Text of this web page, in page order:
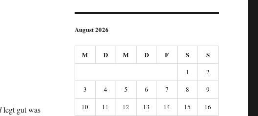
legt gut was
August 2026
M D M D F S S
1
2
3
4 5 6 7 8
9
10
11 12 13 14 15
16